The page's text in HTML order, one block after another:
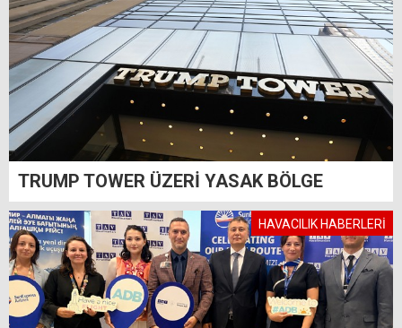
TRUMP TOWER ÜZERİ YASAK BÖLGE
HAVACILIK HABERLERİ